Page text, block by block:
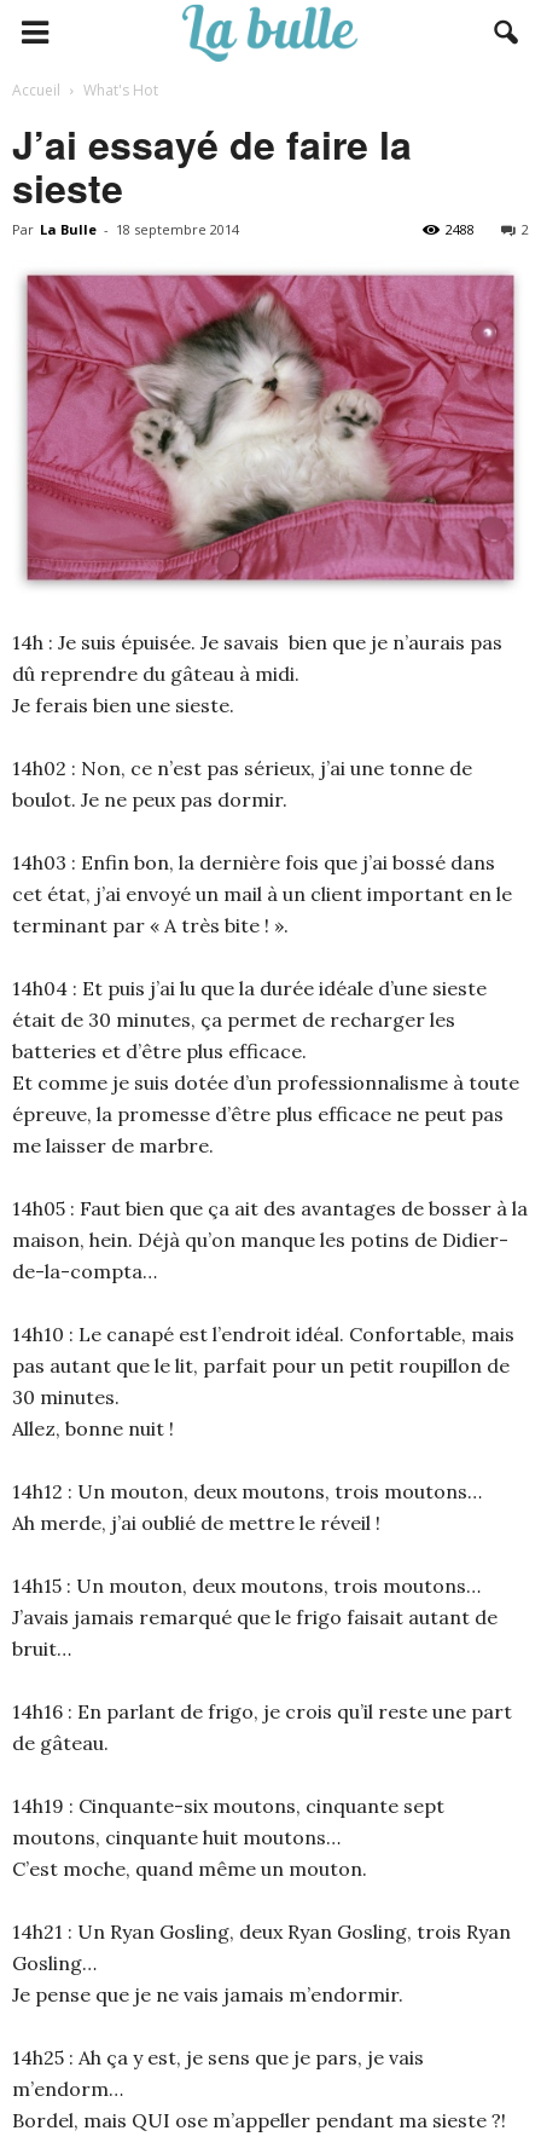
Accueil What's Hot
J’ai essayé de faire la
sieste
Par La Bulle - 18 septembre 2014 2
2488
14h : Je suis épuisée. Je savais bien que je n’aurais pas
dû reprendre du gâteau à midi.
Je ferais bien une sieste.
14h02 : Non, ce n’est pas sérieux, j’ai une tonne de
boulot. Je ne peux pas dormir.
14h03 : Enfin bon, la dernière fois que j’ai bossé dans
cet état, j’ai envoyé un mail à un client important en le
terminant par « A très bite ! ».
14h04 : Et puis j’ai lu que la durée idéale d’une sieste
était de 30 minutes, ça permet de recharger les
batteries et d’être plus efficace.
Et comme je suis dotée d’un professionnalisme à toute
épreuve, la promesse d’être plus efficace ne peut pas
me laisser de marbre.
14h05 : Faut bien que ça ait des avantages de bosser à la
maison, hein. Déjà qu’on manque les potins de Didier-
de-la-compta…
14h10 : Le canapé est l’endroit idéal. Confortable, mais
pas autant que le lit, parfait pour un petit roupillon de
30 minutes.
Allez, bonne nuit !
14h12 : Un mouton, deux moutons, trois moutons…
Ah merde, j’ai oublié de mettre le réveil !
14h15 : Un mouton, deux moutons, trois moutons…
J’avais jamais remarqué que le frigo faisait autant de
bruit…
14h16 : En parlant de frigo, je crois qu’il reste une part
de gâteau.
14h19 : Cinquante-six moutons, cinquante sept
moutons, cinquante huit moutons…
C’est moche, quand même un mouton.
14h21 : Un Ryan Gosling, deux Ryan Gosling, trois Ryan
Gosling…
Je pense que je ne vais jamais m’endormir.
14h25 : Ah ça y est, je sens que je pars, je vais
m’endorm…
Bordel, mais QUI ose m’appeller pendant ma sieste ?!